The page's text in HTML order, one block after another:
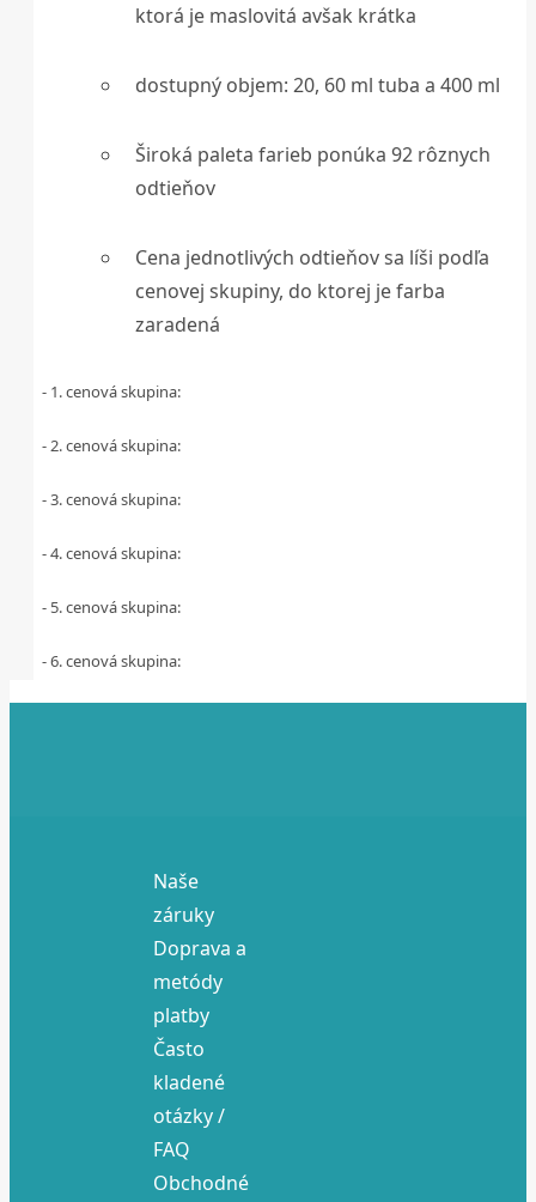
ktorá je maslovitá avšak krátka
dostupný objem: 20, 60 ml tuba a 400 ml
Široká paleta farieb ponúka 92 rôznych
odtieňov
Cena jednotlivých odtieňov sa líši podľa
cenovej skupiny, do ktorej je farba
zaradená
- 1. cenová skupina:
- 2. cenová skupina:
- 3. cenová skupina:
- 4. cenová skupina:
- 5. cenová skupina:
- 6. cenová skupina:
Naše
záruky
Doprava a
metódy
platby
Často
kladené
otázky /
FAQ
Obchodné